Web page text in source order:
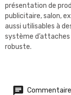
présentation de
publicitaire, salon,
aussi utilisables à
système
robuste.